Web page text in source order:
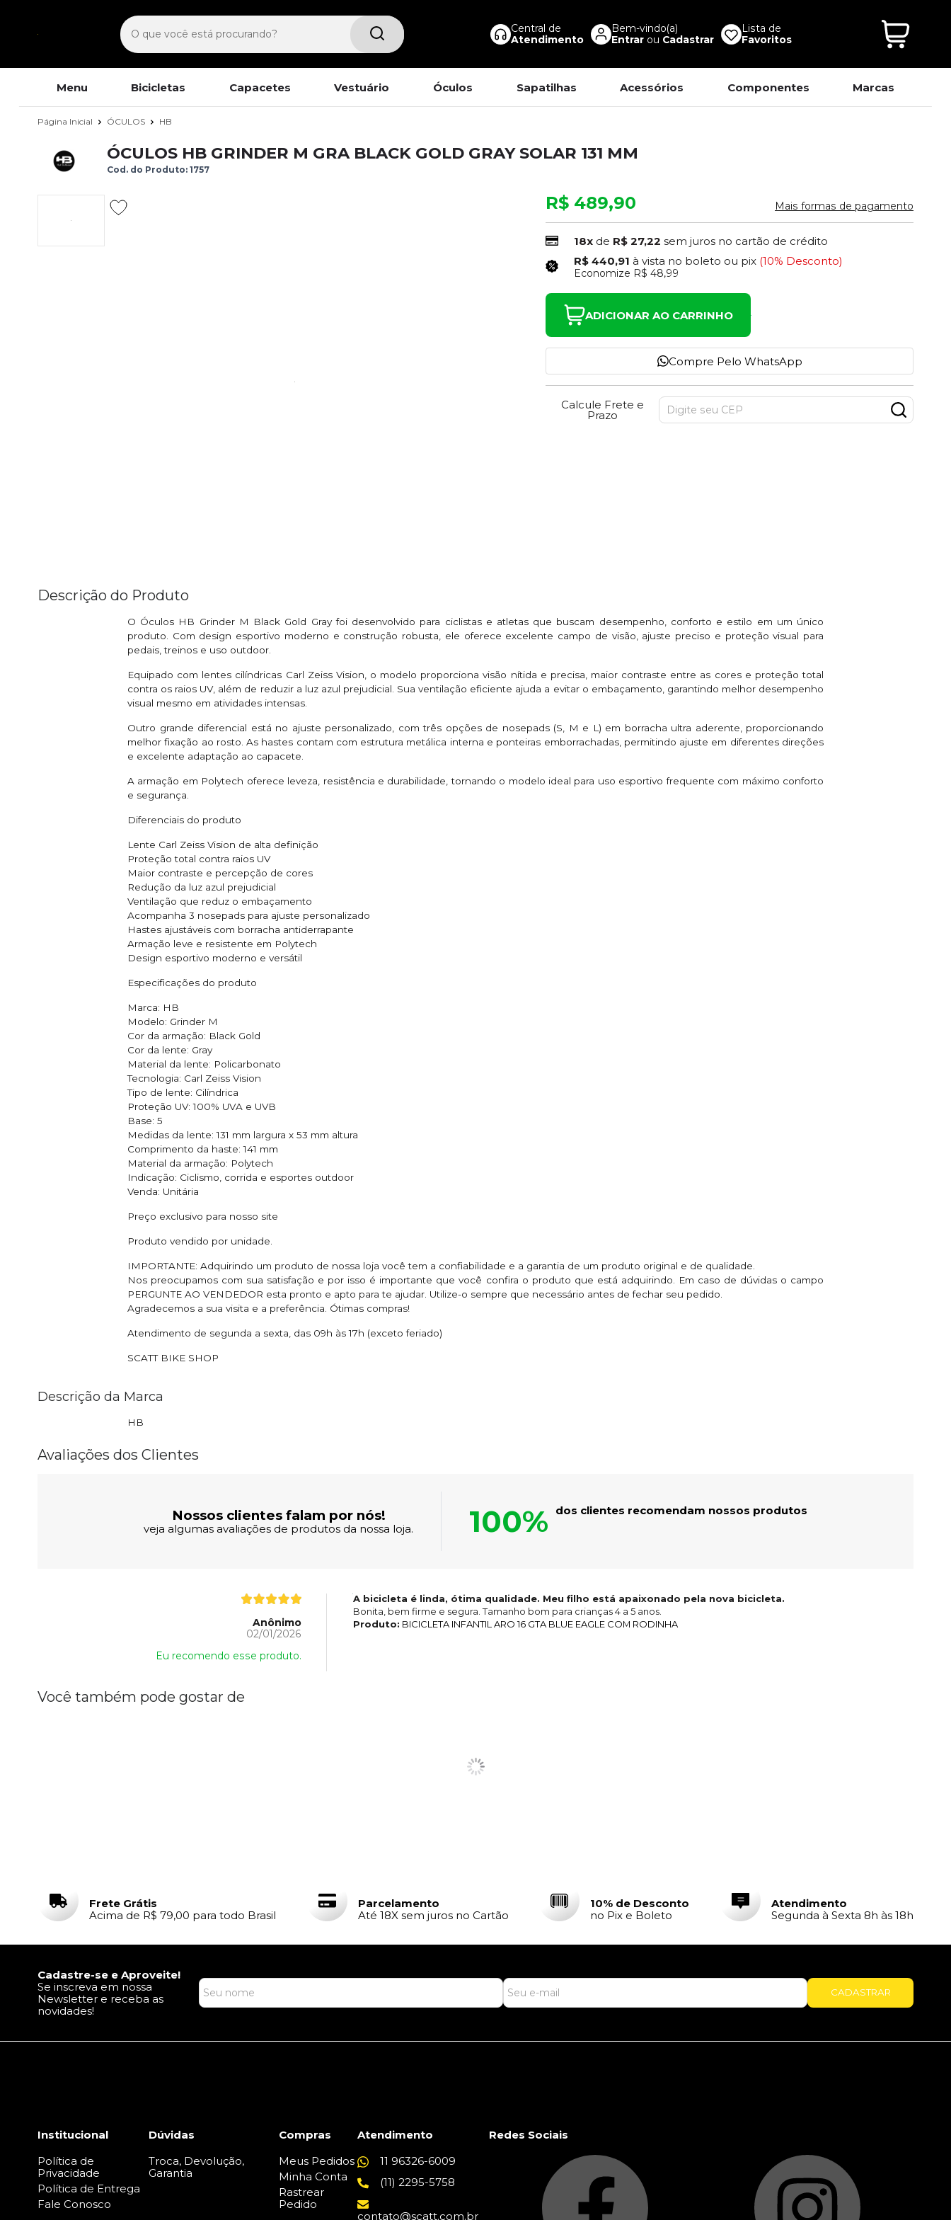
Central de
Atendimento
Bem-vindo(a)
Entrarou Cadastrar
Lista de
Favoritos
Menu Bicicletas Capacetes Vestuário Óculos Sapatilhas Acessórios Componentes Marcas
Página Inicial ÓCULOS HB
ÓCULOS HB GRINDER M GRA BLACK GOLD GRAY SOLAR 131 MM
Cod. do Produto: 1757
R$ 489,90 Mais formas de pagamento
18x de R$ 27,22 sem juros no cartão de crédito
R$ 440,91 à vista no boleto ou pix (10% Desconto)
Economize R$ 48,99
ADICIONAR AO CARRINHO
Compre Pelo WhatsApp
Calcule Frete e
Prazo
Descrição do Produto
O Óculos HB Grinder M Black Gold Gray foi desenvolvido para ciclistas e atletas que buscam desempenho, conforto e estilo em um único
produto. Com design esportivo moderno e construção robusta, ele oferece excelente campo de visão, ajuste preciso e proteção visual para
pedais, treinos e uso outdoor.
Equipado com lentes cilíndricas Carl Zeiss Vision, o modelo proporciona visão nítida e precisa, maior contraste entre as cores e proteção total
contra os raios UV, além de reduzir a luz azul prejudicial. Sua ventilação eficiente ajuda a evitar o embaçamento, garantindo melhor desempenho
visual mesmo em atividades intensas.
Outro grande diferencial está no ajuste personalizado, com três opções de nosepads (S, M e L) em borracha ultra aderente, proporcionando
melhor fixação ao rosto. As hastes contam com estrutura metálica interna e ponteiras emborrachadas, permitindo ajuste em diferentes direções
e excelente adaptação ao capacete.
A armação em Polytech oferece leveza, resistência e durabilidade, tornando o modelo ideal para uso esportivo frequente com máximo conforto
e segurança.
Diferenciais do produto
Lente Carl Zeiss Vision de alta definição
Proteção total contra raios UV
Maior contraste e percepção de cores
Redução da luz azul prejudicial
Ventilação que reduz o embaçamento
Acompanha 3 nosepads para ajuste personalizado
Hastes ajustáveis com borracha antiderrapante
Armação leve e resistente em Polytech
Design esportivo moderno e versátil
Especificações do produto
Marca: HB
Modelo: Grinder M
Cor da armação: Black Gold
Cor da lente: Gray
Material da lente: Policarbonato
Tecnologia: Carl Zeiss Vision
Tipo de lente: Cilíndrica
Proteção UV: 100% UVA e UVB
Base: 5
Medidas da lente: 131 mm largura x 53 mm altura
Comprimento da haste: 141 mm
Material da armação: Polytech
Indicação: Ciclismo, corrida e esportes outdoor
Venda: Unitária
Preço exclusivo para nosso site
Produto vendido por unidade.
IMPORTANTE: Adquirindo um produto de nossa loja você tem a confiabilidade e a garantia de um produto original e de qualidade.
Nos preocupamos com sua satisfação e por isso é importante que você confira o produto que está adquirindo. Em caso de dúvidas o campo
PERGUNTE AO VENDEDOR esta pronto e apto para te ajudar. Utilize-o sempre que necessário antes de fechar seu pedido.
Agradecemos a sua visita e a preferência. Ótimas compras!
Atendimento de segunda a sexta, das 09h às 17h (exceto feriado)
SCATT BIKE SHOP
Descrição da Marca
HB
Avaliações dos Clientes
Nossos clientes falam por nós!
veja algumas avaliações de produtos da nossa loja. 100% dos clientes recomendam nossos produtos
Anônimo
02/01/2026
Eu recomendo esse produto.
A bicicleta é linda, ótima qualidade. Meu filho está apaixonado pela nova bicicleta.
Bonita, bem firme e segura. Tamanho bom para crianças 4 a 5 anos.
Produto: BICICLETA INFANTIL ARO 16 GTA BLUE EAGLE COM RODINHA
Você também pode gostar de
Frete Grátis
Acima de R$ 79,00 para todo Brasil
Parcelamento
Até 18X sem juros no Cartão
10% de Desconto
no Pix e Boleto
Atendimento
Segunda à Sexta 8h às 18h
Cadastre-se e Aproveite!
Se inscreva em nossa
Newsletter e receba as
novidades!
CADASTRAR
Institucional
Política de
Privacidade
Política de Entrega
Fale Conosco
Dúvidas
Troca, Devolução,
Garantia
Compras
Meus Pedidos
Minha Conta
Rastrear
Pedido
Atendimento
11 96326-6009
(11) 2295-5758
contato@scatt.com.br
Redes Sociais